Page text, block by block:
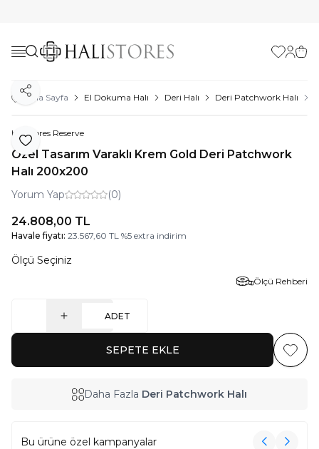
Favorilerim
Ana Sayfa El Dokuma Halı Deri Halı Deri Patchwork Halı
Favoriye Ekle
Paylaş
Halıstores Reserve
Özel Tasarım Varaklı Krem Gold Deri Patchwork
Halı 200x200
Yorum Yap (0)
24.808,00 TL
Havale fiyatı: 23.567,60 TL %5 extra indirim
Ölçü Seçiniz
Ölçü Rehberi
ADET
SEPETE EKLE
Daha Fazla Deri Patchwork Halı
Bu ürüne özel kampanyalar